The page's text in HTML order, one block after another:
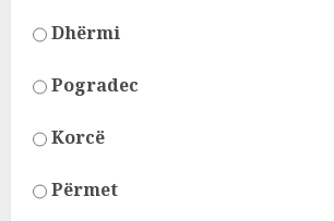
Dhërmi
Pogradec
Korcë
Përmet